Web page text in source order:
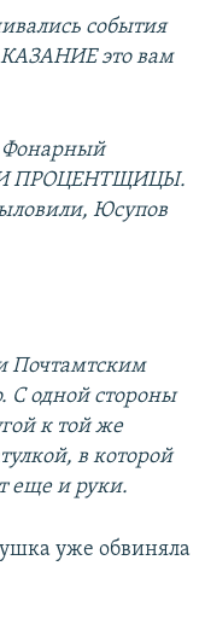
события
это вам
Фонарный
ПРОЦЕНТЩИЦЫ.
Юсупов
Почтамтским
С одной стороны
к той же
в которой
еще и руки.
уже обвиняла